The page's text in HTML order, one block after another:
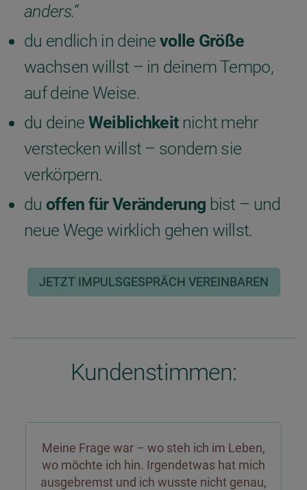
anders.“
du endlich in deine volle Größe
wachsen willst – in deinem Tempo,
auf deine Weise.
du deine Weiblichkeitnicht mehr
verstecken willst – sondern sie
verkörpern.
du offen für Veränderung bist – und
neue Wege wirklich gehen willst.
JETZT IMPULSGESPRÄCH VEREINBAREN
Kundenstimmen:
Meine Frage war – wo steh ich im Leben,
wo möchte ich hin. Irgendetwas hat mich
ausgebremst und ich wusste nicht genau,